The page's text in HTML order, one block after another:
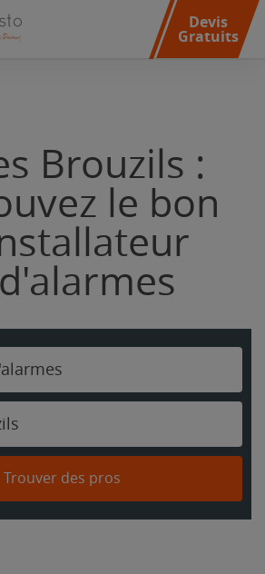
Devis
Gratuits
Brouzils :
le bon
d'alarmes
Trouver des pros